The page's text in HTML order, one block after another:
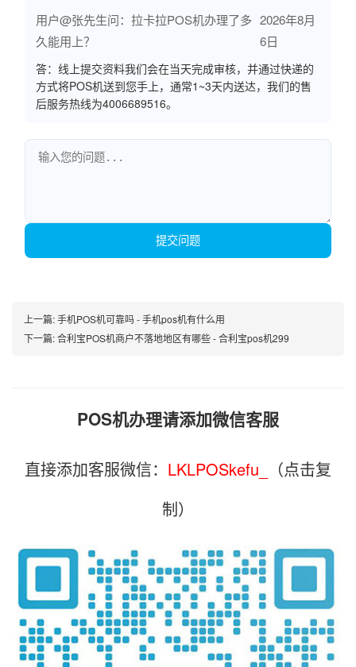
用户@张先生问：拉卡拉POS机办理了多
久能用上？
2026年8月
6日
答：线上提交资料我们会在当天完成审核，并通过快递的
方式将POS机送到您手上，通常1~3天内送达，我们的售
后服务热线为4006689516。
提交问题
上一篇:手机POS机可靠吗 - 手机pos机有什么用
下一篇:合利宝POS机商户不落地地区有哪些 - 合利宝pos机299
POS机办理请添加微信客服
直接添加客服微信： LKLPOSkefu_
（点击复
制）